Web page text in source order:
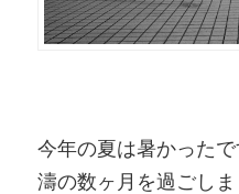
今年の夏は暑かった
濤の数ヶ月を過ごし